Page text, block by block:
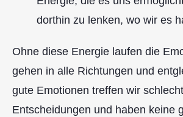
dorthin zu lenken, wo wir es
Ohne diese Energie laufen die
gehen in alle Richtungen und
gute Emotionen treffen wir
Entscheidungen und haben keine